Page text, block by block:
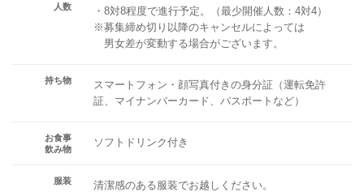
人数
・8対8程度で進行予定。（最少開催人数：4対4）
※募集締め切り以降のキャンセルによっては
男女差が変動する場合がございます。
持ち物
スマートフォン・顔写真付きの身分証（運転免許
証、マイナンバーカード、パスポートなど）
お食事
飲み物
ソフトドリンク付き
服装 清潔感のある服装でお越しください。